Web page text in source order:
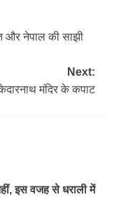
और नेपाल की साझी
Next:
मंदिर के कपाट
इस वजह से धराली में